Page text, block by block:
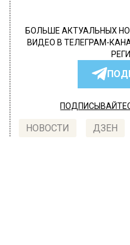
БОЛЬШЕ АКТУАЛЬНЫХ
ВИДЕО В ТЕЛЕГРАМ-
НОВОСТИ ДЗЕН